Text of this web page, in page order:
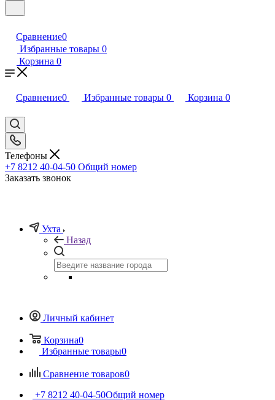
Сравнение0
Избранные товары 0
Корзина 0
Сравнение0 Избранные товары 0 Корзина 0
Телефоны
+7 8212 40-04-50 Общий номер
Заказать звонок
Ухта
Назад
Личный кабинет
Корзина0
Избранные товары0
Сравнение товаров0
+7 8212 40-04-50Общий номер